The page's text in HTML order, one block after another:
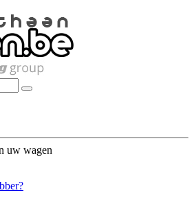
uw wagen